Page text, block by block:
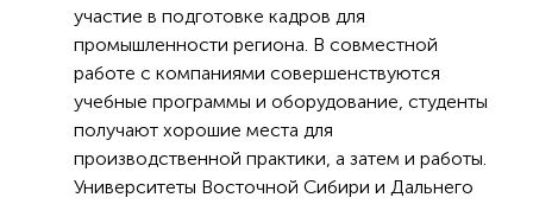
участие в подготовке кадров для
промышленности региона. В совместной
работе с компаниями совершенствуются
учебные программы и оборудование, студенты
получают хорошие места для
производственной практики, а затем и работы.
Университеты Восточной Сибири и Дальнего